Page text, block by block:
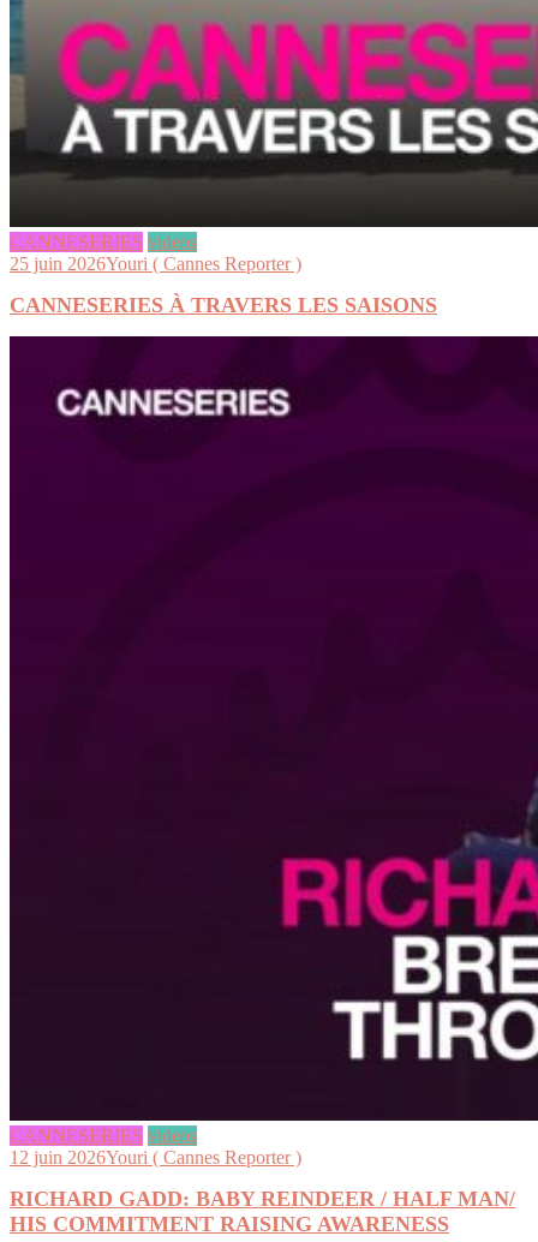
CANNESERIES videos
25 juin 2026Youri ( Cannes Reporter )
CANNESERIES À TRAVERS LES SAISONS
CANNESERIES videos
12 juin 2026Youri ( Cannes Reporter )
RICHARD GADD: BABY REINDEER / HALF MAN/
HIS COMMITMENT RAISING AWARENESS